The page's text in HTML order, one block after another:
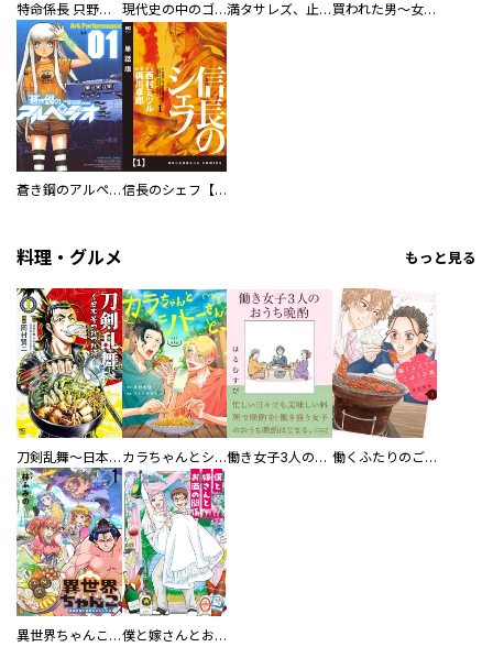
特命係長 只野仁ファイナル 愛蔵版 現代史の中のゴルゴ13 満タサレズ、止メラレズ 買われた男～女性限定快感セラピスト～【描き下ろしおまけ付き特装版】
蒼き鋼のアルペジオ 信長のシェフ【単話版】
料理・グルメ もっと見る
刀剣乱舞～日本号つれづれ酒～ カラちゃんとシトーさんと、 【分冊版】 働き女子3人のおうち晩酌 働くふたりのごほうび飯
異世界ちゃんこ～横綱目前に召喚されたんだが～ 【連載版】 僕と嫁さんとお酒の関係